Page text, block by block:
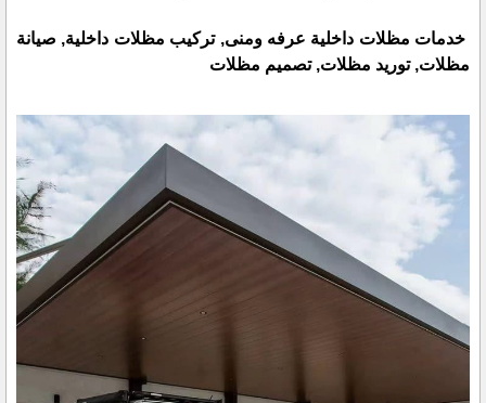
خدمات مظلات داخلية عرفه ومنى, تركيب مظلات داخلية, صيانة
مظلات, توريد مظلات, تصميم مظلات